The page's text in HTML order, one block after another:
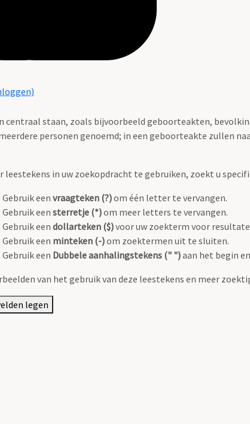
centraal staan, zoals bijvoorbeeld geboorteakten,
personen genoemd; in een geboorteakte zullen
leestekens in uw zoekopdracht te gebruiken, zoekt u
Gebruik een vraagteken (?)om één letter te vervangen.
Gebruik een sterretje (*)om meer letters te vervangen.
Gebruik een dollarteken ($)voor uw zoekterm voor
Gebruik een minteken (-)om zoektermen uit te sluiten.
Gebruik een Dubbele aanhalingstekens (" ")aan het begin
van het gebruik van deze leestekens en meer
legen